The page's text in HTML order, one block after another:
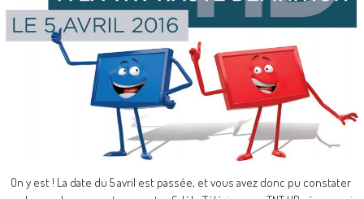
On y est ! La date du 5 avril est passée, et vous avez donc pu constater